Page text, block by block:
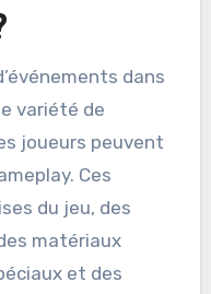
dans
variété de
joueurs peuvent
Ces
du jeu, des
matériaux
et des